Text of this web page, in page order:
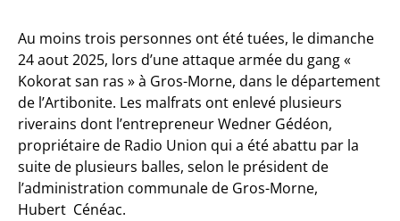
Au moins trois personnes ont été tuées, le dimanche
24 aout 2025, lors d’une attaque armée du gang «
Kokorat san ras » à Gros-Morne, dans le département
de l’Artibonite. Les malfrats ont enlevé plusieurs
riverains dont l’entrepreneur Wedner Gédéon,
propriétaire de Radio Union qui a été abattu par la
suite de plusieurs balles, selon le président de
l’administration communale de Gros-Morne,
Hubert Cénéac.